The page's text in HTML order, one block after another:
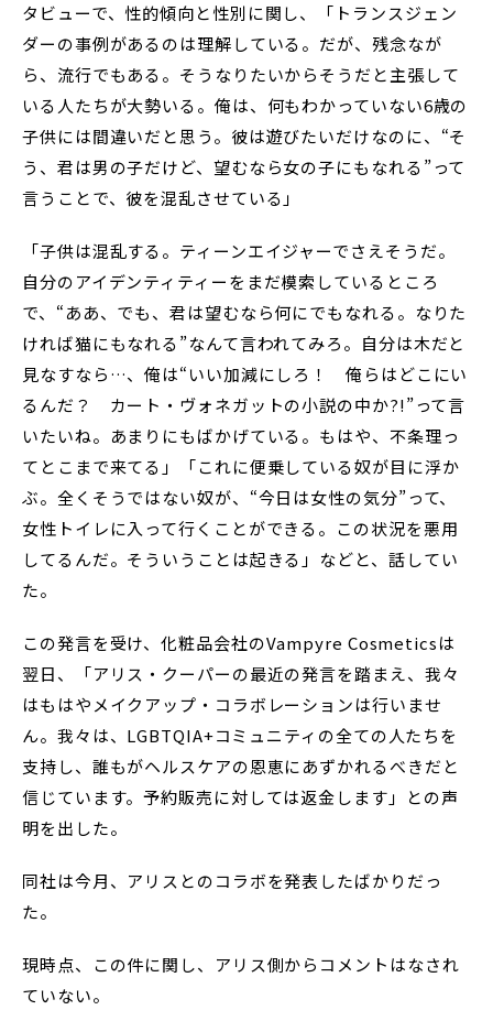
タビューで、性的傾向と性別に関し、「トランスジェン
ダーの事例があるのは理解している。だが、残念なが
ら、流行でもある。そうなりたいからそうだと主張して
いる人たちが大勢いる。俺は、何もわかっていない6歳の
子供には間違いだと思う。彼は遊びたいだけなのに、“そ
う、君は男の子だけど、望むなら女の子にもなれる”って
言うことで、彼を混乱させている」
「子供は混乱する。ティーンエイジャーでさえそうだ。
自分のアイデンティティーをまだ模索しているところ
で、“ああ、でも、君は望むなら何にでもなれる。なりた
ければ猫にもなれる”なんて言われてみろ。自分は木だと
見なすなら…、俺は“いい加減にしろ！ 俺らはどこにい
るんだ？ カート・ヴォネガットの小説の中か?!”って言
いたいね。あまりにもばかげている。もはや、不条理っ
てとこまで来てる」「これに便乗している奴が目に浮か
ぶ。全くそうではない奴が、“今日は女性の気分”って、
女性トイレに入って行くことができる。この状況を悪用
してるんだ。そういうことは起きる」などと、話してい
た。
この発言を受け、化粧品会社のVampyre Cosmeticsは
翌日、「アリス・クーパーの最近の発言を踏まえ、我々
はもはやメイクアップ・コラボレーションは行いませ
ん。我々は、LGBTQIA+コミュニティの全ての人たちを
支持し、誰もがヘルスケアの恩恵にあずかれるべきだと
信じています。予約販売に対しては返金します」との声
明を出した。
同社は今月、アリスとのコラボを発表したばかりだっ
た。
現時点、この件に関し、アリス側からコメントはなされ
ていない。